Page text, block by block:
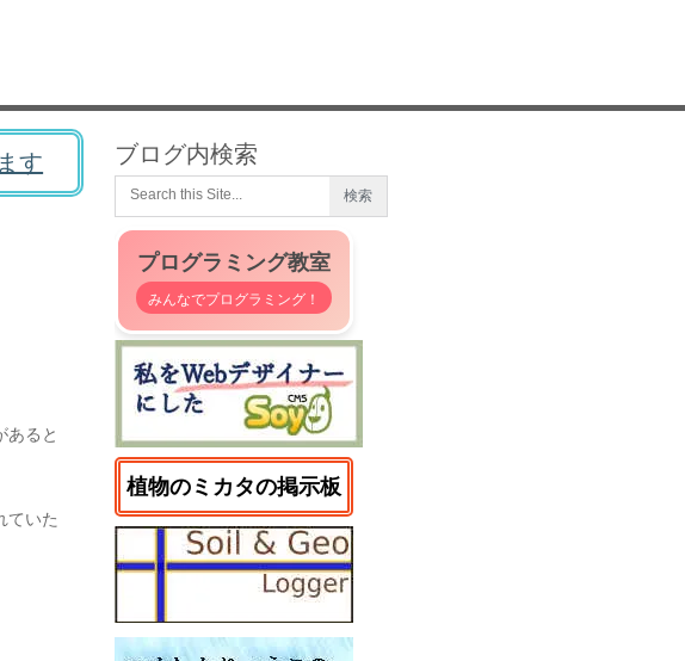
す
あると
ていた
ブログ内検索
プログラミング教室
みんなでプログラミング！
植物のミカタの掲示板